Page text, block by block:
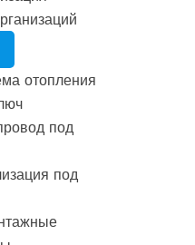
отопления
под
под